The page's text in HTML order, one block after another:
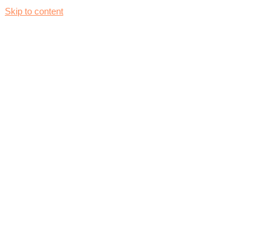
Skip to content